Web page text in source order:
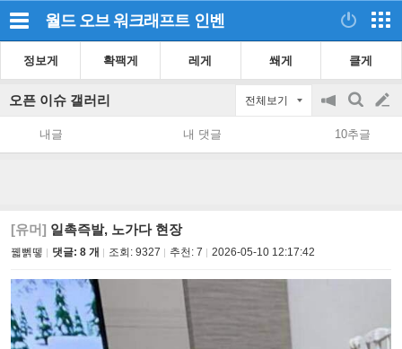
월드 오브 워크래프트 인벤
정보게 확팩게 레게 쐐게 클게
오픈 이슈 갤러리 전체보기
공
지
on/off
검
색
글
쓰
내글 내 댓글 10추글
[유머] 일촉즉발, 노가다 현장
꿻뻵뗗 댓글: 8 개 조회: 9327 추천: 7 2026-05-10 12:17:42